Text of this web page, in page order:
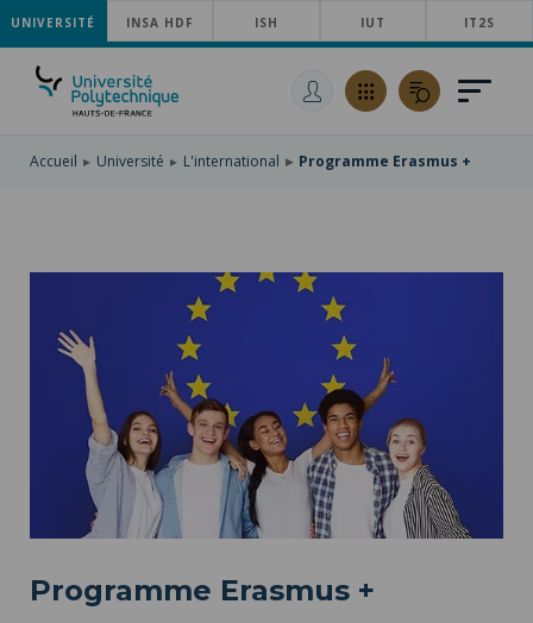
ACCÉDER
AU
MENU
PRINCIPAL
ALLER
AU
CONTENU
ACCÉDER
RECHERCHE
UNIVERSITÉ INSA HDF ISH IUT IT2S
Accueil Université L'international Programme Erasmus +
Programme Erasmus +